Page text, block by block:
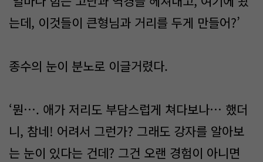
는데, 이것들이 큰형님과 거리를 두게 만들어?’
종수의 눈이 분노로 이글거렸다.
‘뭔…. 애가 저리도 부담스럽게 쳐다보나… 했더
니, 참네! 어려서 그런가? 그래도 강자를 알아보
는 눈이 있다는 건데? 그건 오랜 경험이 아니면